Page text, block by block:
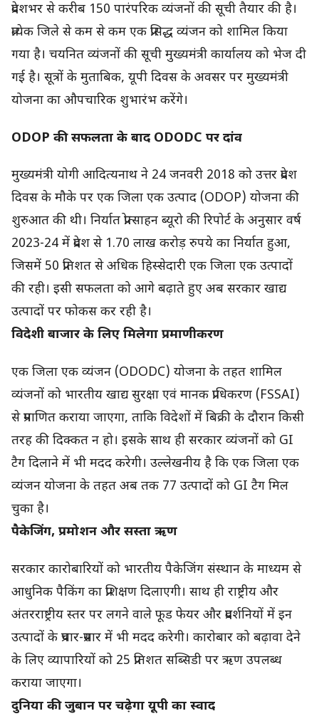
प्रदेशभर से करीब 150 पारंपरिक व्यंजनों की सूची तैयार की है।
प्रत्येक जिले से कम से कम एक प्रसिद्ध व्यंजन को शामिल किया
गया है। चयनित व्यंजनों की सूची मुख्यमंत्री कार्यालय को भेज दी
गई है। सूत्रों के मुताबिक, यूपी दिवस के अवसर पर मुख्यमंत्री
योजना का औपचारिक शुभारंभ करेंगे।
ODOP की सफलता के बाद ODODC पर दांव
मुख्यमंत्री योगी आदित्यनाथ ने 24 जनवरी 2018 को उत्तर प्रदेश
दिवस के मौके पर एक जिला एक उत्पाद (ODOP) योजना की
शुरुआत की थी। निर्यात प्रोत्साहन ब्यूरो की रिपोर्ट के अनुसार वर्ष
2023-24 में प्रदेश से 1.70 लाख करोड़ रुपये का निर्यात हुआ,
जिसमें 50 प्रतिशत से अधिक हिस्सेदारी एक जिला एक उत्पादों
की रही। इसी सफलता को आगे बढ़ाते हुए अब सरकार खाद्य
उत्पादों पर फोकस कर रही है।
विदेशी बाजार के लिए मिलेगा प्रमाणीकरण
एक जिला एक व्यंजन (ODODC) योजना के तहत शामिल
व्यंजनों को भारतीय खाद्य सुरक्षा एवं मानक प्राधिकरण (FSSAI)
से प्रमाणित कराया जाएगा, ताकि विदेशों में बिक्री के दौरान किसी
तरह की दिक्कत न हो। इसके साथ ही सरकार व्यंजनों को GI
टैग दिलाने में भी मदद करेगी। उल्लेखनीय है कि एक जिला एक
व्यंजन योजना के तहत अब तक 77 उत्पादों को GI टैग मिल
चुका है।
पैकेजिंग, प्रमोशन और सस्ता ऋण
सरकार कारोबारियों को भारतीय पैकेजिंग संस्थान के माध्यम से
आधुनिक पैकिंग का प्रशिक्षण दिलाएगी। साथ ही राष्ट्रीय और
अंतरराष्ट्रीय स्तर पर लगने वाले फूड फेयर और प्रदर्शनियों में इन
उत्पादों के प्रचार-प्रसार में भी मदद करेगी। कारोबार को बढ़ावा देने
के लिए व्यापारियों को 25 प्रतिशत सब्सिडी पर ऋण उपलब्ध
कराया जाएगा।
दुनिया की जुबान पर चढ़ेगा यूपी का स्वाद